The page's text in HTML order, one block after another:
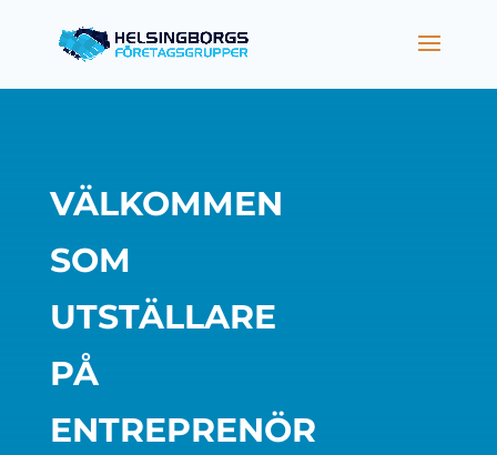
VÄLKOMMEN
SOM
UTSTÄLLARE
PÅ
ENTREPRENÖR